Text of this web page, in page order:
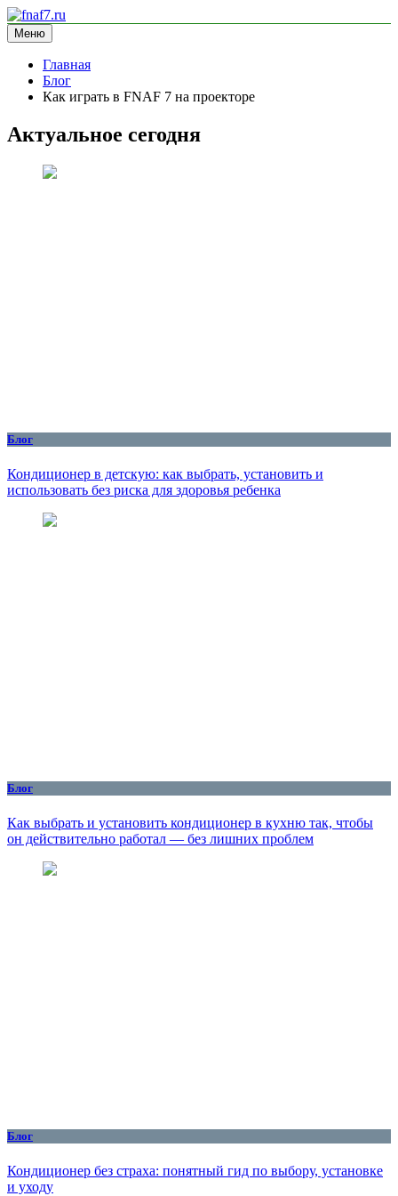
Перейти
к
содержимому
fnaf7.ru
информационный сайт
Меню
Главная
Блог
Как играть в FNAF 7 на проекторе
Актуальное сегодня
Блог
Кондиционер в детскую: как выбрать, установить и
использовать без риска для здоровья ребенка
Блог
Как выбрать и установить кондиционер в кухню так, чтобы
он действительно работал — без лишних проблем
Блог
Кондиционер без страха: понятный гид по выбору, установке
и уходу